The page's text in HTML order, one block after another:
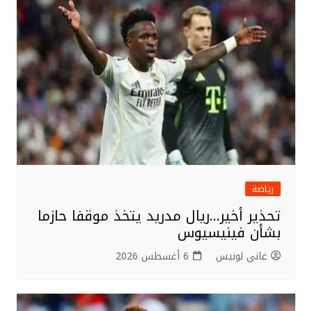
رياضة
تحذير أخير…ريال مدريد يتخذ موقفا حازما
بشأن فينيسيوس
غاني لونيس 6 أغسطس 2026